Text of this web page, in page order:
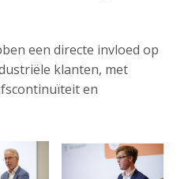
een directe invloed op
klanten, met
en